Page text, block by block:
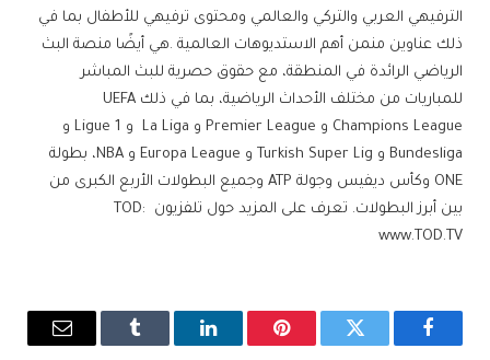
الترفيهي العربي والتركي والعالمي ومحتوى ترفيهي للأطفال بما في
ذلك عناوين منمن أهم الاستديوهات العالمية .هي أيضًا منصة البث
الرياضي الرائدة في المنطقة، مع حقوق حصرية للبث المباشر
للمباريات من مختلف الأحداث الرياضية، بما في ذلك UEFA
Champions League و Premier League و La Liga و Ligue 1 و
Bundesliga و Turkish Super Lig و Europa League و NBA، بطولة
ONE وكأس ديفيس وجولة ATP وجميع البطولات الأربع الكبرى من
بين أبرز البطولات. تعرف على المزيد حول تلفزيون TOD:
www.TOD.TV
فيسبوك تويتر بينتيريستلينكدإن Tumblr
البريد